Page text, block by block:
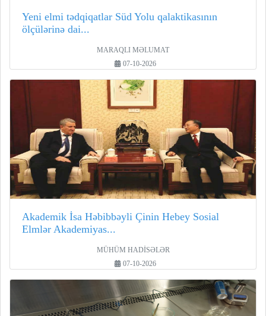
Yeni elmi tədqiqatlar Süd Yolu qalaktikasının
ölçülərinə dai...
MARAQLI MƏLUMAT
07-10-2026
Akademik İsa Həbibbəyli Çinin Hebey Sosial
Elmlər Akademiyas...
MÜHÜM HADİSƏLƏR
07-10-2026